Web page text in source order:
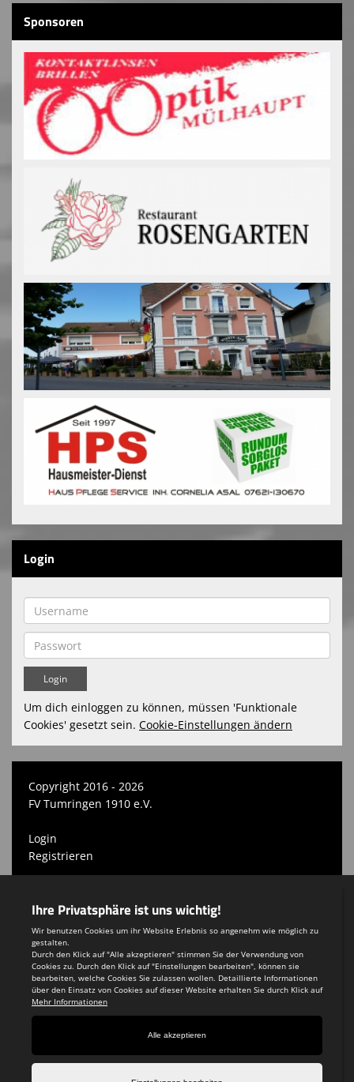
Sponsoren
Login
Um dich einloggen zu können, müssen 'Funktionale
Cookies' gesetzt sein. Cookie-Einstellungen ändern
Copyright 2016 - 2026
FV Tumringen 1910 e.V.
Login
Registrieren
Teamsports 2
Dein Sportverein online